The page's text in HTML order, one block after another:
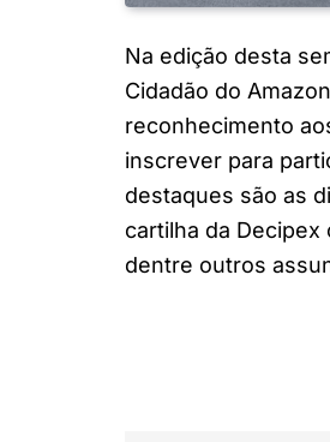
Na edição desta
Cidadão do
reconhecimento
inscrever para
destaques são as
cartilha da
dentre outros